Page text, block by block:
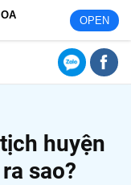
OPEN
huyện
sao?